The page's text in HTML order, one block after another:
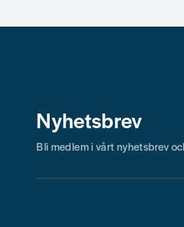
Nyhetsbrev
Bli medlem i vårt nyhetsbrev